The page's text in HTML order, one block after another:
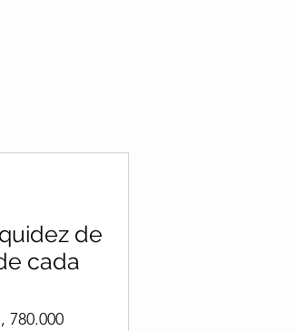
de
cada
780.000